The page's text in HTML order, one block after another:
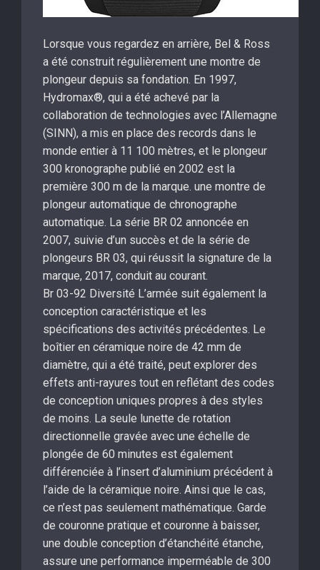
Lorsque vous regardez en arrière, Bel & Ross
a été construit régulièrement une montre de
plongeur depuis sa fondation. En 1997,
Hydromax®, qui a été achevé par la
collaboration de technologies avec l’Allemagne
(SINN), a mis en place des records dans le
monde entier à 11 100 mètres, et le plongeur
300 kronographe publié en 2002 est la
première 300 m de la marque. une montre de
plongeur automatique de chronographe
automatique. La série BR 02 annoncée en
2007, suivie d’un succès et de la série de
plongeurs BR 03, qui réussit la signature de la
marque, 2017, conduit au courant.
Br 03-92 Diversité L’armée suit également la
conception caractéristique et les
spécifications des activités précédentes. Le
boîtier en céramique noire de 42 mm de
diamètre, qui a été traité, peut explorer des
effets anti-rayures tout en reflétant des codes
de conception uniques propres à des styles
de moins. La seule lunette de rotation
directionnelle gravée avec une échelle de
plongée de 60 minutes est également
différenciée à l’insert d’aluminium précédent à
l’aide de la céramique noire. Ainsi que le cas,
ce n’est pas seulement mathématique. Garde
de couronne pratique et couronne à baisser,
une double conception d’étanchéité étanche,
assure une performance imperméable de 300